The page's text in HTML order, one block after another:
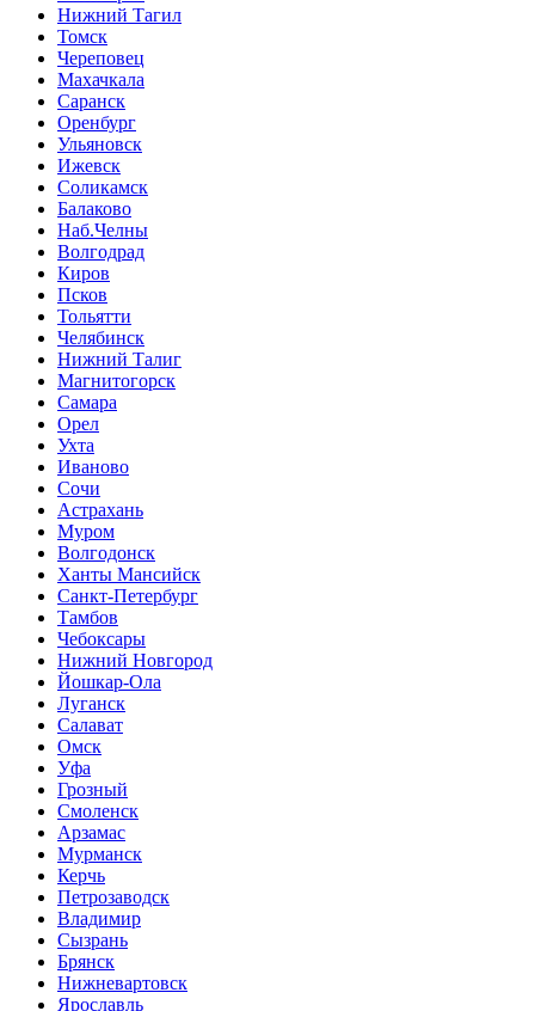
Нижний Тагил
Томск
Череповец
Махачкала
Саранск
Оренбург
Ульяновск
Ижевск
Соликамск
Балаково
Наб.Челны
Волгодрад
Киров
Псков
Тольятти
Челябинск
Нижний Талиг
Магнитогорск
Самара
Орел
Ухта
Иваново
Сочи
Астрахань
Муром
Волгодонск
Ханты Мансийск
Санкт-Петербург
Тамбов
Чебоксары
Нижний Новгород
Йошкар-Ола
Луганск
Салават
Омск
Уфа
Грозный
Смоленск
Арзамас
Мурманск
Керчь
Петрозаводск
Владимир
Сызрань
Брянск
Нижневартовск
Ярославль